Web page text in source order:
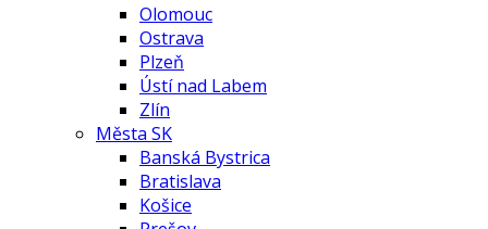
Olomouc
Ostrava
Plzeň
Ústí nad Labem
Zlín
Města SK
Banská Bystrica
Bratislava
Košice